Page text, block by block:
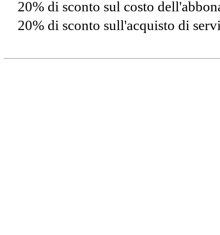
20% di sconto sul costo
20% di sconto sull'acquisto di